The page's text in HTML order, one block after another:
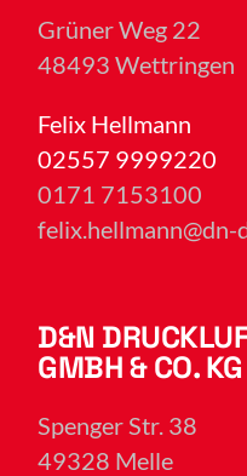
Grüner Weg 22
48493 Wettringen
Felix Hellmann
02557 9999220
0171 7153100
D&N
GMBH & CO. KG
Spenger Str. 38
49328 Melle